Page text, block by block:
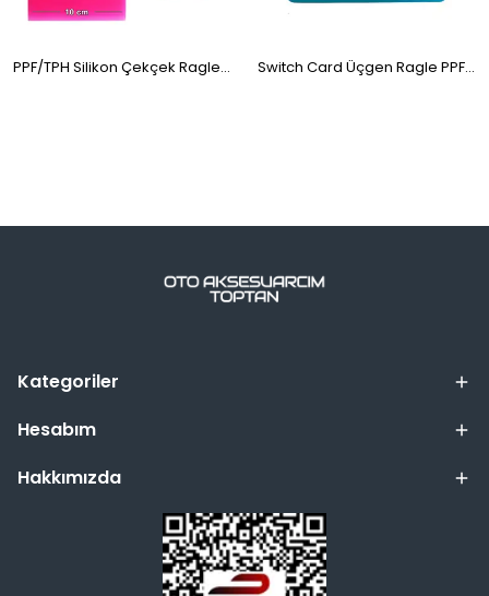
PPF/TPH Silikon Çekçek Ragle Cam Filmi Çekme Uygulama Aparatı Pembe 10x7.5cm Switch Card Üçgen Ragle PPF/TPH Cam Filmi Çekme Uygulama Aparatı Teflonlu 90A Sertlik 10x9cm Turkuaz Mavi
Kategoriler
Hesabım
Hakkımızda